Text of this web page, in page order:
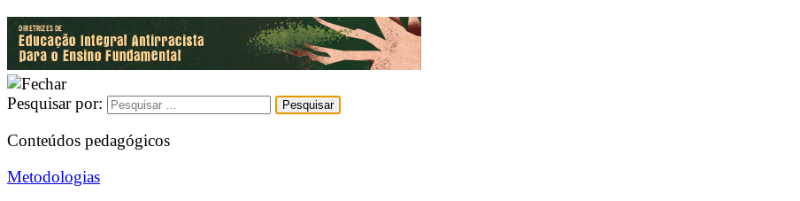
Pesquisar por:
Conteúdos pedagógicos
Metodologias